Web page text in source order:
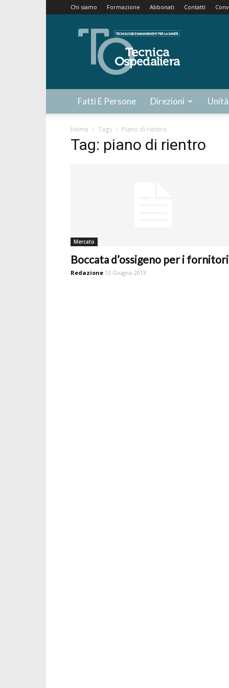
Chi siamo Formazione Abbonati Contatti
Tecnica
Ospedaliera
Fatti E Persone Direzioni
Home Tags Piano di rientro
Tag: piano di rientro
Mercato
Boccata d’ossigeno per i fornitori
Redazione 13 Giugno 2013